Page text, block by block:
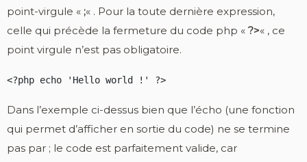
point-virgule « ;« . Pour la toute dernière expression,
celle qui précède la fermeture du code php «?>« , ce
point virgule n’est pas obligatoire.
<?php echo 'Hello world !' ?>
Dans l’exemple ci-dessus bien que l’écho (une fonction
qui permet d’afficher en sortie du code) ne se termine
pas par ; le code est parfaitement valide, car